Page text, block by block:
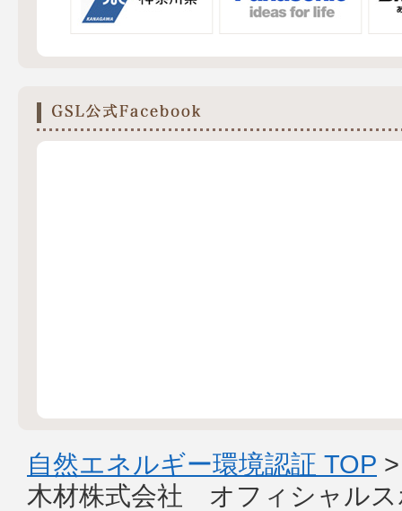
自然エネルギー環境認証 TOP
木材株式会社 オフィシャルス